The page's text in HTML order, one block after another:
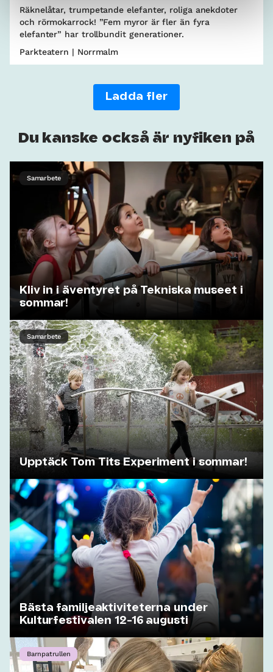
Räknelåtar, trumpetande elefanter, roliga anekdoter
och rörmokarrock! ”Fem myror är fler än fyra
elefanter” har trollbundit generationer.
Parkteatern | Norrmalm
Ladda fler
Du kanske också är nyfiken på
Samarbete
Kliv in i äventyret på Tekniska museet i
sommar!
Samarbete
Upptäck Tom Tits Experiment i sommar!
Bästa familjeaktiviteterna under
Kulturfestivalen 12-16 augusti
Barnpatrullen